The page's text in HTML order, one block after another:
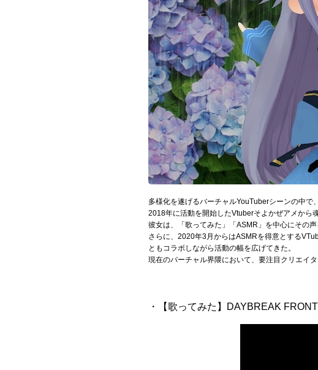
多様化を遂げるバーチャルYouTuberシーンの中で
2018年に活動を開始したVtuberそよかぜアメから
彼女は、「歌ってみた」「ASMR」を中心にその
さらに、2020年3月からはASMRを得意とする
ともコラボしながら活動の幅を広げてきた。
現在のバーチャル界隈において、要注目クリエイ
・【歌ってみた】DAYBREAK